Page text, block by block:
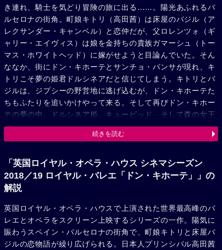
き連れ、騎士を気どり冒険の旅に出る……。陽光あふれるバ
ルセロナの街角。町娘キトリ（高田茜）は床屋のバジル（ア
レクサンダー・キャンベル）と恋仲だが、父ロレンツォ（ギ
ャリー・エイヴィス）は娘を金持ちの貴族ガマーシュ（トー
マス・ホワイトヘッド）に嫁がせようと目論んでいた。そん
ななか、街にドン・キホーテとサンチョ・パンサが現れ、キ
トリこそ夢の姫君ドルシネアだと信じてしまう。キトリとバ
ジルは、ジプシーの野営地に逃げ込むが、ドン・キホーテた
ちもふたりを追いかけやって来る。そして再びドン・キホー
テの夢の中、ドルシネア姫、キューピッド、そして森の女王
や妖精たちが踊り、甘美なひと時が過ぎてゆく。キトリとバ
ジルは街の居酒屋で友人たちと祝杯を上げようとするが、そ
は、結婚を許さないなら死んでやると狂言自殺をし、ドン・
キホーテに説得されたロレンツォは二人の結婚を認める。や
がて、二人の結婚式が盛大に行われる。恋人たちの仲を取り
ドルシネア姫を追って次の冒険へと旅立つのだった。
続きを読む
「英国ロイヤル・オペラ・ハウス シネマシーズン
2018／19 ロイヤル・バレエ「ドン・キホーテ」」の
解説
英国ロイヤル・オペラ・ハウスで上演された世界最高峰のバ
レエとオペラをスクリーン上映するシリーズの一作。陽気に
賑わうスペイン・バルセロナの街角で、町娘キトリと床屋バ
ジルの恋物語が繰り広げられる。日本人プリンシパル高田茜